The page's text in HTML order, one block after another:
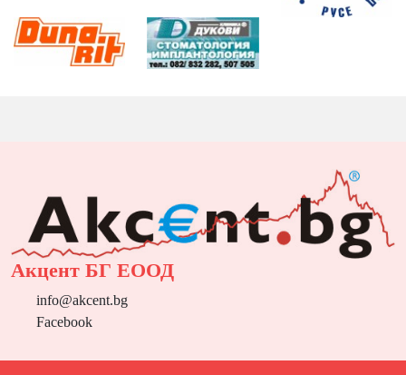
Акцент БГ ЕООД
info@akcent.bg
Facebook